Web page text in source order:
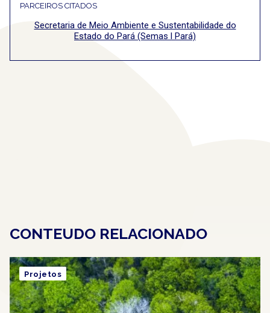
PARCEIROS CITADOS
Secretaria de Meio Ambiente e Sustentabilidade do
Estado do Pará (Semas l Pará)
CONTEUDO RELACIONADO
Projetos